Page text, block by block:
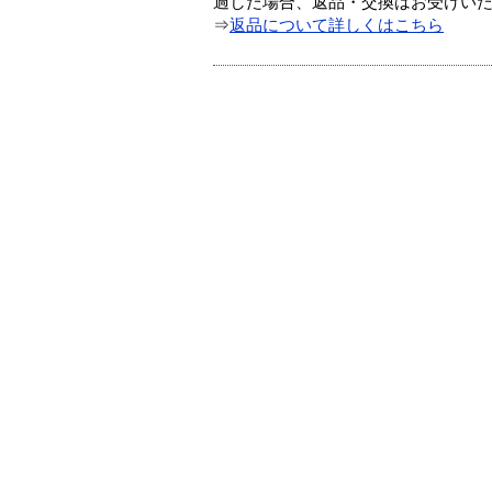
⇒返品について詳しくはこちら